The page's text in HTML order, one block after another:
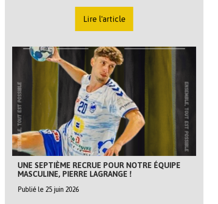
Lire l'article
UNE SEPTIÈME RECRUE POUR NOTRE ÉQUIPE
MASCULINE, PIERRE LAGRANGE !
Publié le 25 juin 2026